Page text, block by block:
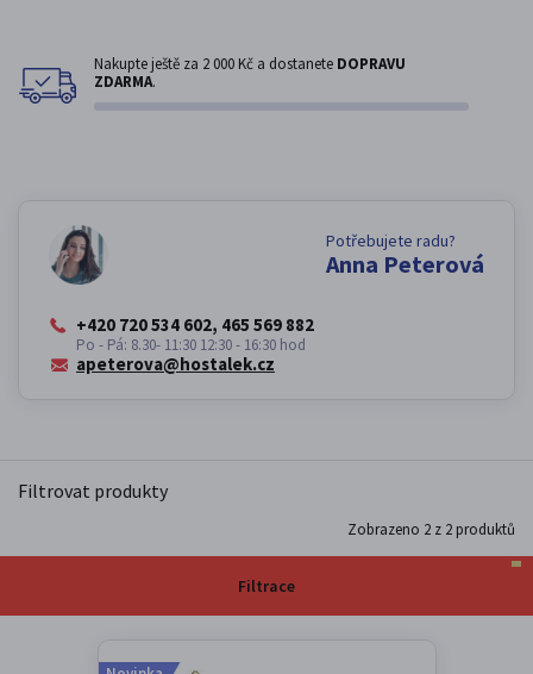
Nakupte ještě za 2 000 Kč a dostanete DOPRAVU
ZDARMA.
Potřebujete radu?
Anna Peterová
+420 720 534 602, 465 569 882
Po - Pá: 8.30- 11:30 12:30 - 16:30 hod
apeterova@hostalek.cz
Filtrovat produkty
Zobrazeno 2 z 2 produktů
Filtrace